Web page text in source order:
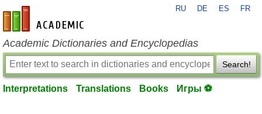
en-academic.com
RU DE ES FR
Academic Dictionaries and Encyclopedias
Search!
Interpretations Translations Books Игры ⚽